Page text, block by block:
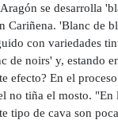
se desarrolla
Cariñena. 'Blanc de
con variedades
de noirs' y, estando
efecto? En el
no tiña el mosto. "En
tipo de cava son